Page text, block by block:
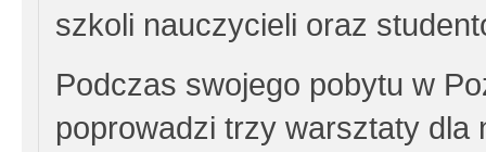
szkoli nauczycieli oraz
Podczas swojego pobytu w
poprowadzi trzy warsztaty